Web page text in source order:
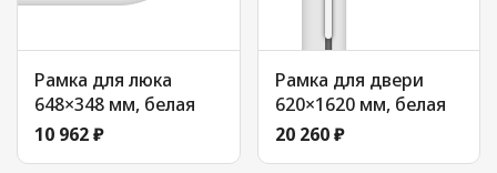
Рамка для люка
648×348 мм, белая
10 962 ₽
Рамка для двери
620×1620 мм, белая
20 260 ₽